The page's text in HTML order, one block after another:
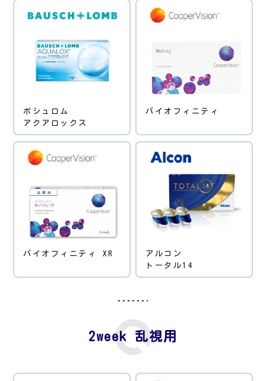
ボシュロム
アクアロックス
バイオフィニティ
バイオフィニティ XR
アルコン
トータル14
2week 乱視用